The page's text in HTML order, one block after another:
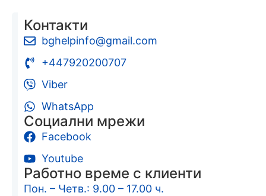
Контакти
bghelpinfo@gmail.com
+447920200707
Viber
WhatsApp
Социални мрежи
Facebook
Youtube
Работно време с клиенти
Пон. – Четв.: 9.00 – 17.00 ч.